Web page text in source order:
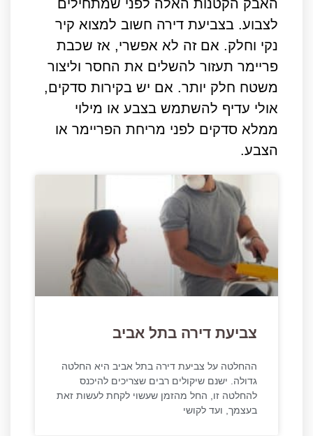
האבק הקטנות האלה לפני שמתחילים
לצבוע. בצביעת דירה חשוב למצוא קיר
נקי וחלק. אם זה לא אפשרי, אז שכבת
פריימר תעזור להשלים את החסר וליצור
משטח חלק יותר. אם יש בקירות סדקים,
אולי עדיף להשתמש בצבע או מילוי
ממלא סדקים לפני מריחת הפריימר או
הצבע.
צביעת דירה בתל אביב
ההחלטה על צביעת דירה בתל אביב היא החלטה
גדולה. ישנם שיקולים רבים שצריכים להיכנס
להחלטה זו, החל מהזמן שעשוי לקחת לעשות זאת
בעצמך, ועד לקושי